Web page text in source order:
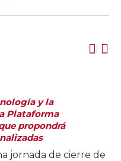
y la
Plataforma
propondrá
jornada de cierre de